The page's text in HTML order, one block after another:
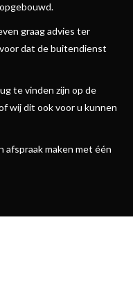
graag advies ter
dat de buitendienst
te vinden zijn op de
wij dit ook voor u kunnen
afspraak maken met één